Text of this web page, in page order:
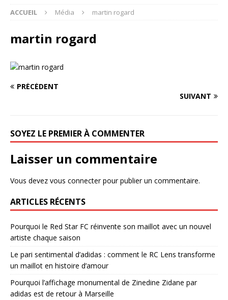
ACCUEIL Média martin rogard
martin rogard
PRÉCÉDENT
SUIVANT
SOYEZ LE PREMIER À COMMENTER
Laisser un commentaire
Vous devez vous connecterpour publier un commentaire.
ARTICLES RÉCENTS
Pourquoi le Red Star FC réinvente son maillot avec un nouvel
artiste chaque saison
Le pari sentimental d’adidas : comment le RC Lens transforme
un maillot en histoire d’amour
Pourquoi l’affichage monumental de Zinedine Zidane par
adidas est de retour à Marseille